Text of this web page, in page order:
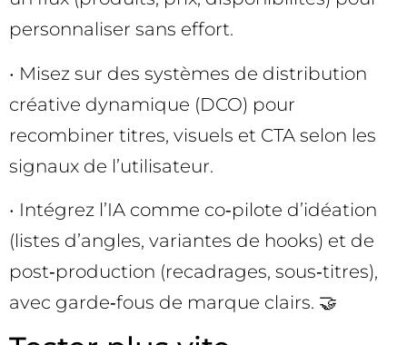
personnaliser sans effort.
• Misez sur des systèmes de distribution
créative dynamique (DCO) pour
recombiner titres, visuels et CTA selon les
signaux de l’utilisateur.
• Intégrez l’IA comme co‑pilote d’idéation
(listes d’angles, variantes de hooks) et de
post‑production (recadrages, sous‑titres),
avec garde‑fous de marque clairs. 🤝